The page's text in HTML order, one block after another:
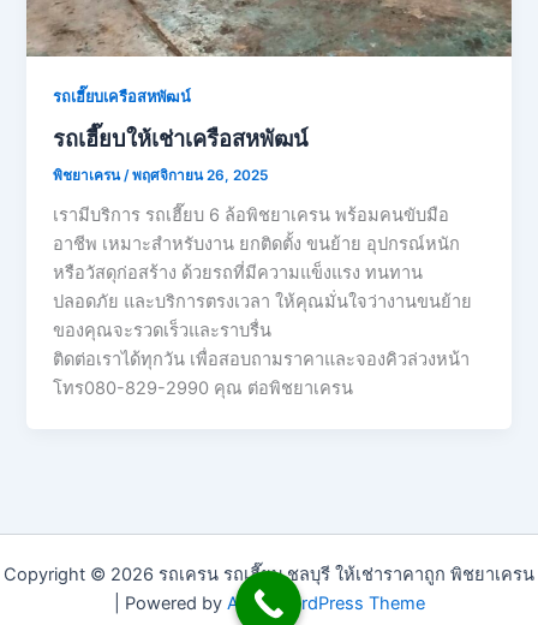
รถเฮี๊ยบเครือสหพัฒน์
รถเฮี๊ยบให้เช่าเครือสหพัฒน์
พิชยาเครน/พฤศจิกายน 26, 2025
เรามีบริการ รถเฮี๊ยบ 6 ล้อพิชยาเครน พร้อมคนขับมือ
อาชีพ เหมาะสำหรับงาน ยกติดตั้ง ขนย้าย อุปกรณ์หนัก
หรือวัสดุก่อสร้าง ด้วยรถที่มีความแข็งแรง ทนทาน
ปลอดภัย และบริการตรงเวลา ให้คุณมั่นใจว่างานขนย้าย
ของคุณจะรวดเร็วและราบรื่น
ติดต่อเราได้ทุกวัน เพื่อสอบถามราคาและจองคิวล่วงหน้า
โทร080-829-2990 คุณ ต่อพิชยาเครน
Copyright © 2026 รถเครน รถเฮี๊ยบ ชลบุรี ให้เช่าราคาถูก พิชยาเครน
| Powered by Astra WordPress Theme